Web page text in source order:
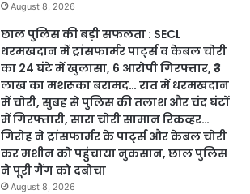
August 8, 2026
छाल पुलिस की बड़ी सफलता : SECL
धरमखदान में ट्रांसफार्मर पार्ट्स व केबल चोरी
का 24 घंटे में खुलासा, 6 आरोपी गिरफ्तार, ₹3
लाख का मशरूका बरामद… रात में धरमखदान
में चोरी, सुबह से पुलिस की तलाश और चंद घंटों
में गिरफ्तारी, सारा चोरी सामान रिकव्हर…
गिरोह ने ट्रांसफार्मर के पार्ट्स और केबल चोरी
कर मशीन को पहुंचाया नुकसान, छाल पुलिस
ने पूरी गैंग को दबोचा
August 8, 2026